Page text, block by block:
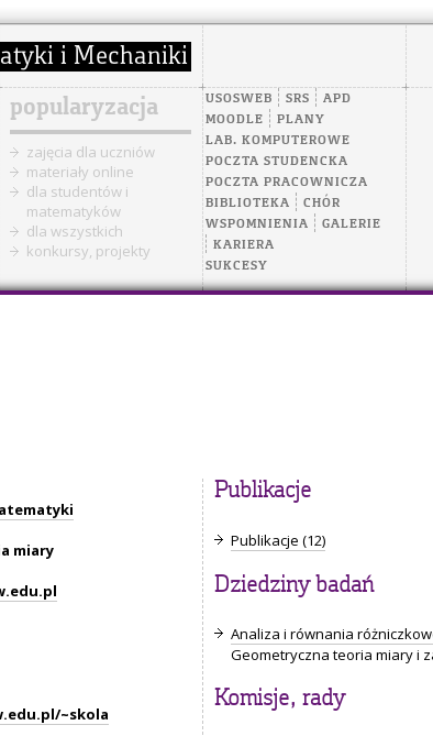
popularyzacja
zajęcia dla uczniów
materiały online
dla studentów i
matematyków
dla wszystkich
konkursy, projekty
USOSWEB SRS
APD
MOODLE
PLANY
LAB. KOMPUTEROWE
POCZTA STUDENCKA
POCZTA PRACOWNICZA
BIBLIOTEKA
CHÓR
WSPOMNIENIA
GALERIE
KARIERA
SUKCESY
miary
~skola
Publikacje
Publikacje (12)
Dziedziny badań
Analiza i równania
Geometryczna teoria miary i
Komisje, rady